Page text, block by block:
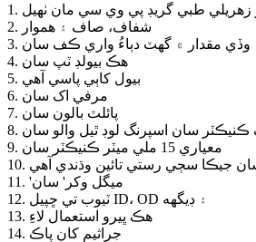
زهريلي طبي گريڊ پي وي سي مان ٺهيل
2. شفاف، صاف ۽ هموار
3. وڏي مقدار ۾ گهٽ دٻاءُ واري ڪف سان
4. هڪ بيولڊ ٽپ سان
5. بيول کاٻي پاسي آهي
6. مرفي اک سان
7. پائلٽ بالون سان
ڪنيڪٽر سان اسپرنگ لوڊ ٿيل والو سان
9. معياري 15 ملي ميٽر ڪنيڪٽر سان
11. 'ميگل وکر' سان
12. ٽيوب تي ڇپيل ID، OD ۽ ڊيگهه
13. هڪ ڀيرو استعمال لاءِ
14. جراثيم کان پاڪ